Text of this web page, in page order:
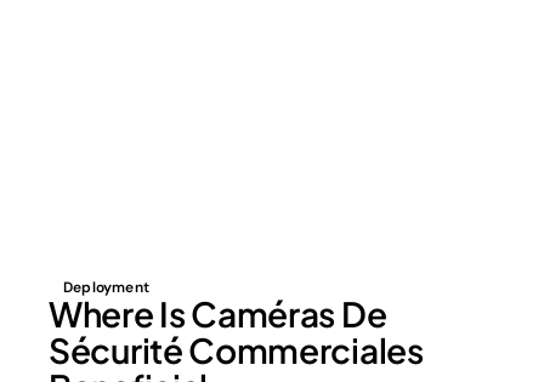
Deployment
Where Is Caméras De
Sécurité Commerciales